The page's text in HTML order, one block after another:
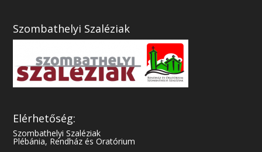
Szombathelyi Szaléziak
Elérhetőség:
Szombathelyi Szaléziak
Plébánia, Rendház és Oratórium